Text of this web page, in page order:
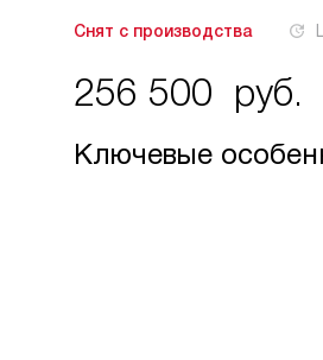
Снят с производства
256 500 руб.
Ключевые